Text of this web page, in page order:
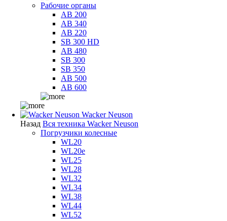
Рабочие органы
AB 200
AB 340
AB 220
SB 300 HD
AB 480
SB 300
SB 350
AB 500
AB 600
Wacker Neuson
Назад Вся техника Wacker Neuson
Погрузчики колесные
WL20
WL20e
WL25
WL28
WL32
WL34
WL38
WL44
WL52